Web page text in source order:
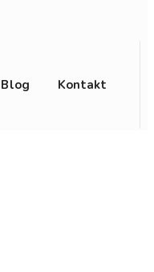
Blog Kontakt